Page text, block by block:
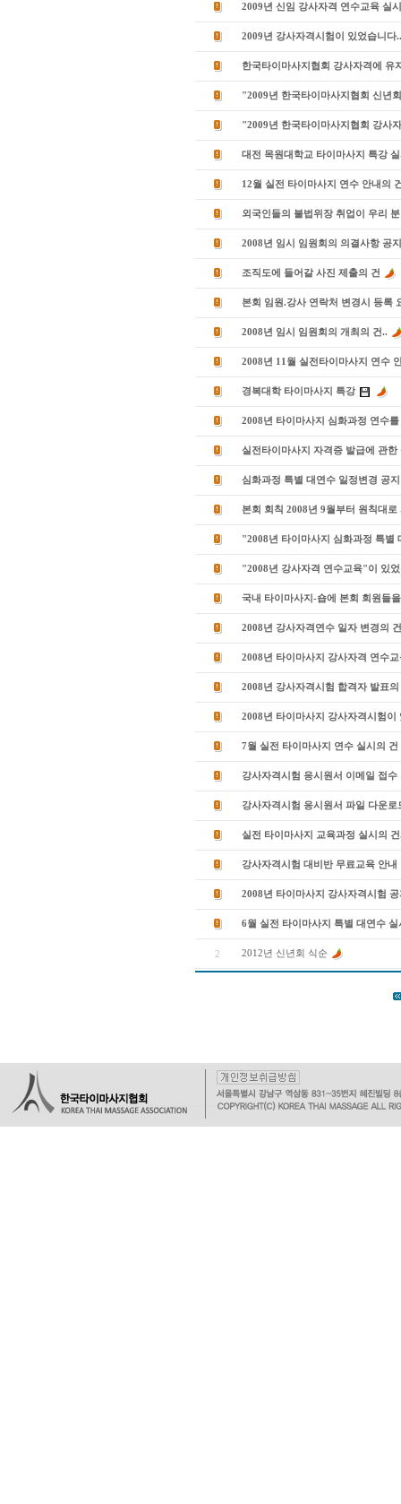
2009년 신임 강사자격 연수교육 실
2009년 강사자격시험이 있었습니다..
한국타이마사지협회 강사자격에 유
"2009년 한국타이마사지협회 신년
"2009년 한국타이마사지협회 강사
대전 목원대학교 타이마사지 특강
12월 실전 타이마사지 연수 안내의
외국인들의 불법위장 취업이 우리
2008년 임시 임원회의 의결사항 공지
조직도에 들어갈 사진 제출의 건
본회 임원.강사 연락처 변경시 등록
2008년 임시 임원회의 개최의 건..
2008년 11월 실전타이마사지 연수
경복대학 타이마사지 특강
2008년 타이마사지 심화과정 연수
실전타이마사지 자격증 발급에 관한
심화과정 특별 대연수 일정변경 공지
본회 회칙 2008년 9월부터 원칙대로
"2008년 타이마사지 심화과정 특별
"2008년 강사자격 연수교육"이 있
국내 타이마사지-숍에 본회 회원들
2008년 강사자격연수 일자 변경의 건
2008년 타이마사지 강사자격 연수
2008년 강사자격시험 합격자 발표의
2008년 타이마사지 강사자격시험이
7월 실전 타이마사지 연수 실시의 건
강사자격시험 응시원서 이메일 접수
강사자격시험 응시원서 파일 다운로
실전 타이마사지 교육과정 실시의
강사자격시험 대비반 무료교육 안내
2008년 타이마사지 강사자격시험 공
6월 실전 타이마사지 특별 대연수 실
2 2012년 신년회 식순